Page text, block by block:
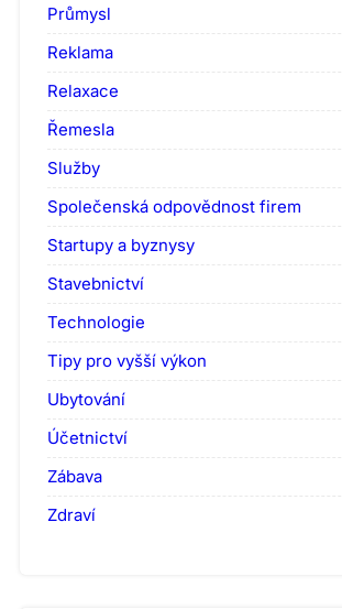
Průmysl
Reklama
Relaxace
Řemesla
Služby
Společenská odpovědnost firem
Startupy a byznysy
Stavebnictví
Technologie
Tipy pro vyšší výkon
Ubytování
Účetnictví
Zábava
Zdraví